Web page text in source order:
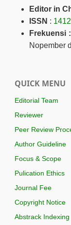
Editor in
ISSN :
Frekuensi :
Nopember
QUICK MENU
Editorial Team
Reviewer
Peer Review
Author Guideline
Focus & Scope
Pulication Ethics
Journal Fee
Copyright Notice
Abstrack Indexing